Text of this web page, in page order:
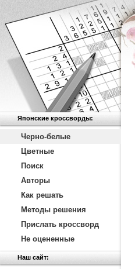
Японские кроссворды:
Черно-белые
Цветные
Поиск
Авторы
Как решать
Методы решения
Прислать кроссворд
Не оцененные
Наш сайт: